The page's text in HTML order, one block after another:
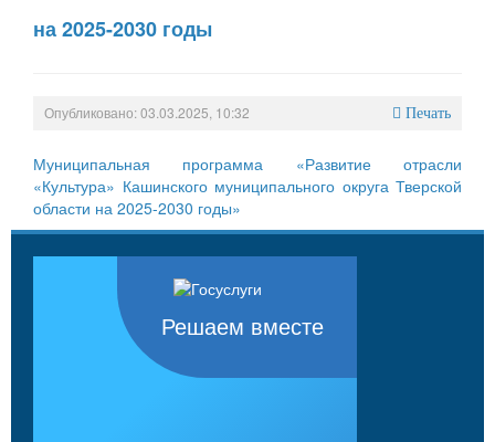
на 2025-2030 годы
Опубликовано: 03.03.2025, 10:32 Печать
Муниципальная программа «Развитие отрасли
«Культура» Кашинского муниципального округа Тверской
области на 2025-2030 годы»
Решаем вместе